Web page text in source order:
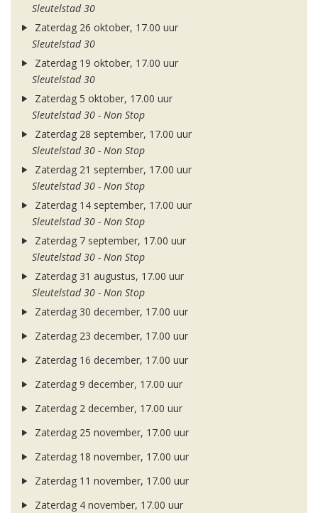
Sleutelstad 30
Zaterdag 26 oktober, 17.00 uur
Sleutelstad 30
Zaterdag 19 oktober, 17.00 uur
Sleutelstad 30
Zaterdag 5 oktober, 17.00 uur
Sleutelstad 30 - Non Stop
Zaterdag 28 september, 17.00 uur
Sleutelstad 30 - Non Stop
Zaterdag 21 september, 17.00 uur
Sleutelstad 30 - Non Stop
Zaterdag 14 september, 17.00 uur
Sleutelstad 30 - Non Stop
Zaterdag 7 september, 17.00 uur
Sleutelstad 30 - Non Stop
Zaterdag 31 augustus, 17.00 uur
Sleutelstad 30 - Non Stop
Zaterdag 30 december, 17.00 uur
Zaterdag 23 december, 17.00 uur
Zaterdag 16 december, 17.00 uur
Zaterdag 9 december, 17.00 uur
Zaterdag 2 december, 17.00 uur
Zaterdag 25 november, 17.00 uur
Zaterdag 18 november, 17.00 uur
Zaterdag 11 november, 17.00 uur
Zaterdag 4 november, 17.00 uur